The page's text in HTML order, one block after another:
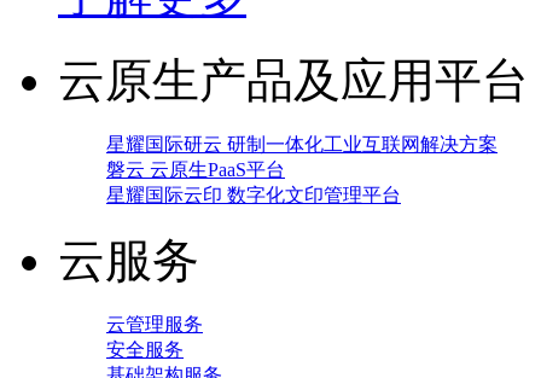
云原生产品及应用平台
星耀国际研云 研制一体化工业互联网解决方案
磐云 云原生PaaS平台
星耀国际云印 数字化文印管理平台
云服务
云管理服务
安全服务